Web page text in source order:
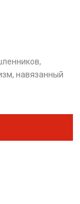
навязанный